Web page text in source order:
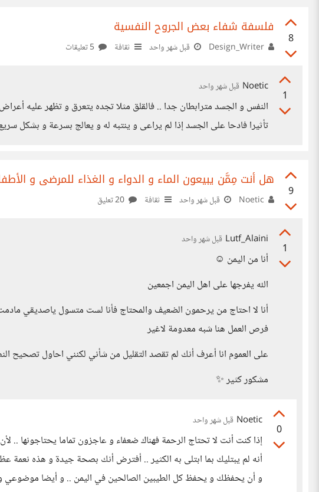
8
فلسفة شفاء بعض الجروح النفسية
قبل شهر واحد ثقافة
1
Noetic قبل شهر واحد
النفس و الجسد مترابطان جدا .. فالقلق مثلا تجده يتعرق و تظهر عليه
تأثيرا فادحا على الجسد إذا لم يراعى و ينتبه له و يعالج بسرعة و بشكل
9
هل أنت مِمَّن يبيعون الماء و الدواء و الغذاء للمرضى و
قبل شهر واحد ثقافة
1
Lutf_Alaini قبل شهر واحد
أنا من اليمن ☺️
الله يفرجها على اهل اليمن اجمعين
أنا لا احتاج من يرحمون الضعيف والمحتاج فأنا لست متسول ياصديقي
فرص العمل هنا شبه معدومة لاغير
على العموم انا أعرف أنك لم تقصد التقليل من شأني لكنني احاول تصحيح
مشكور كثير ✨
0
Noetic قبل شهر واحد
إذا كنت أنت لا تحتاج الرحمة فهناك ضعفاء و عاجزون تماما يحتاجونها ..
أنه لم يبتليك بما ابتلى به الكثير .. أفترض أنك بصحة جيدة و هذه نعمة
و أن يحفظك و يحفظ كل الطيبين الصالحين في اليمن .. و أيضا